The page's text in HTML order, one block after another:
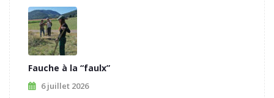
Fauche à la “faulx”
6 juillet 2026